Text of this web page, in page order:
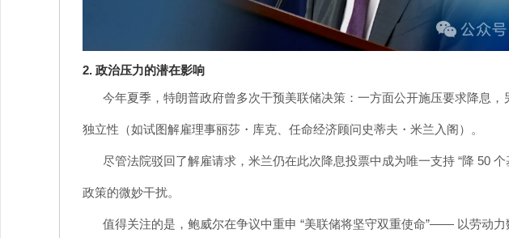
2. 政治压力的潜在影响
今年夏季，特朗普政府曾多次干预美联储决策：一方面公开施压要求降息
独立性（如试图解雇理事丽莎・库克、任命经济顾问史蒂夫・米兰入阁）。
尽管法院驳回了解雇请求，米兰仍在此次降息投票中成为唯一支持 “降 50
政策的微妙干扰。
值得关注的是，鲍威尔在争议中重申 “美联储将坚守双重使命”—— 以劳动